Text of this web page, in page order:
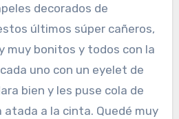
decorados de
últimos súper cañeros,
muy bonitos y todos con la
uno con un eyelet de
bien y les puse cola de
a la cinta. Quedé muy